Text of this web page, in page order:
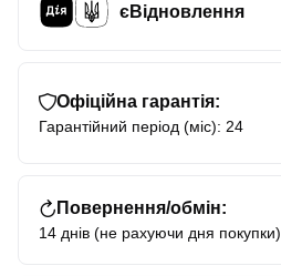
єВідновлення
Офіційна гарантія:
Гарантійний період (міс): 24
Повернення/обмін:
14 днів (не рахуючи дня покупки)